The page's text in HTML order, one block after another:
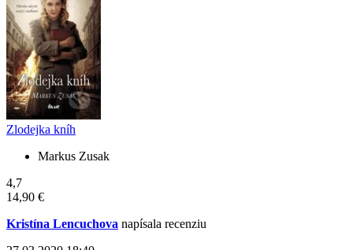
Zlodejka kníh
Markus Zusak
4,7
14,90 €
Kristína Lencuchova napísala recenziu